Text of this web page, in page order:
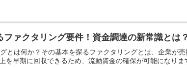
ファクタリング要件！資金調達の新常識とは？
とは何か？その基本を探るファクタリングとは、企業が
を早期に回収できるため、流動資金の確保が可能になりま